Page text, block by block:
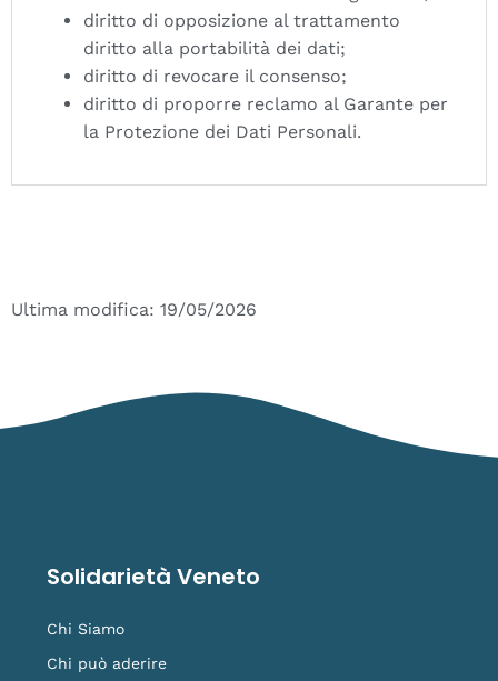
diritto di opposizione al trattamento
diritto alla portabilità dei dati;
diritto di revocare il consenso;
diritto di proporre reclamo al Garante per
la Protezione dei Dati Personali.
Ultima modifica: 19/05/2026
Solidarietà Veneto
Chi Siamo
Chi può aderire